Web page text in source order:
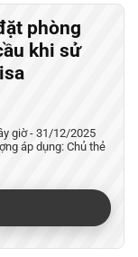
phòng
khi sử
giờ - 31/12/2025
áp dụng: Chủ thẻ